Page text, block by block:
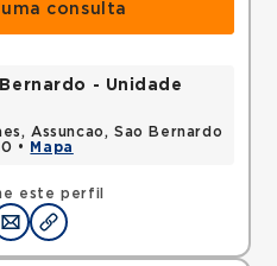
consulta
este perfil
- Unidade
Assuncao, Sao Bernardo
•
Mapa